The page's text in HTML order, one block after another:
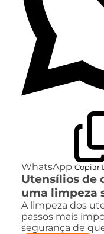
WhatsApp Copiar
Utensílios de
uma limpeza
A limpeza dos
passos mais
segurança de